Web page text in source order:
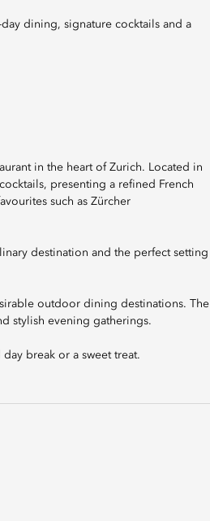
in the heart of Zurich. Located in
presenting a refined French
such as Zürcher
destination and the perfect setting
outdoor dining destinations. The
stylish evening gatherings.
break or a sweet treat.